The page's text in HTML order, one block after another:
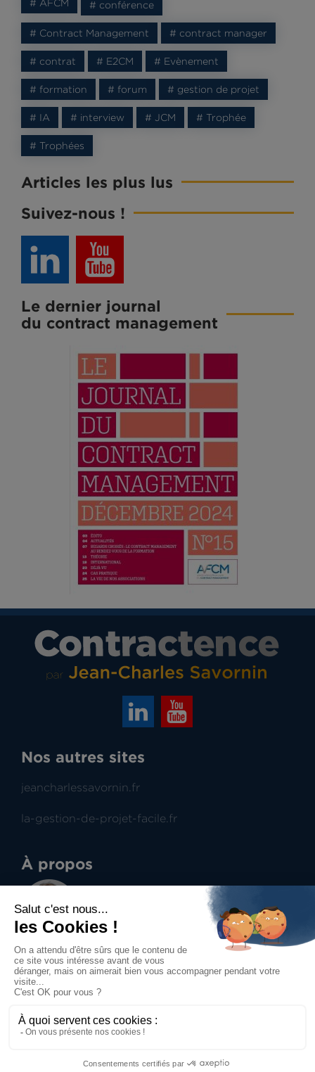
# AFCM # conférence
# Contract Management # contract manager
# contrat # E2CM # Evènement
# formation # forum # gestion de projet
# IA # interview # JCM # Trophée
# Trophées
Articles les plus lus
Suivez-nous !
Le dernier journal
du contract management
Nos autres sites
jeancharlessavornin.fr
la-gestion-de-projet-facile.fr
À propos
Jean-Charles Savornin
Dirigeant de projectence
Professionnel du management de projet et du
contract management, aide à la prise de
décisions.
Accueil
Mentions légales
Politique de confidentialité
Politique des cookies
Contact